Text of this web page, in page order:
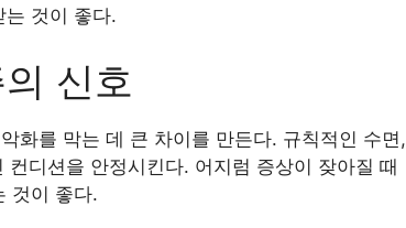
는 것이 좋다.
신호
화를 막는 데 큰 차이를 만든다. 규칙적인 수면,
디션을 안정시킨다. 어지럼 증상이 잦아질 때
것이 좋다.